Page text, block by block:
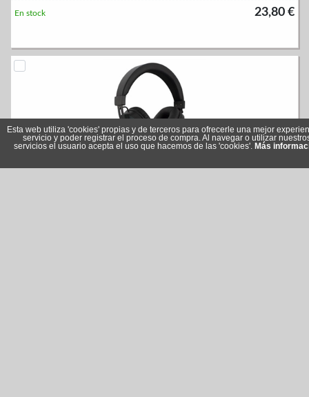
23,80 €
En stock
Ewent Auricular PL3321 iluminación LED RGB
Esta web utiliza 'cookies' propias y de terceros para ofrecerle una mejor
servicio y poder registrar el proceso de compra. Al navegar o utilizar
servicios el usuario acepta el uso que hacemos de las 'cookies'. Más